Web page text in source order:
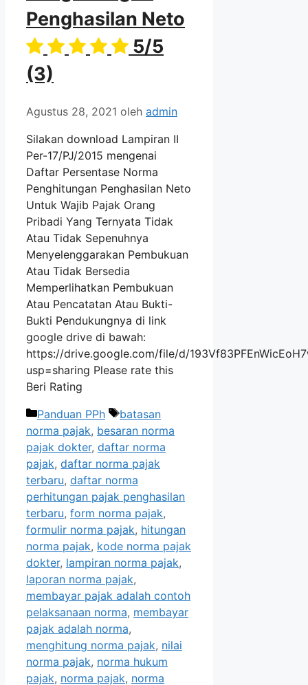
Penghasilan Neto
5/5
(3)
Agustus 28, 2021 oleh admin
Silakan download Lampiran II
Per-17/PJ/2015 mengenai
Daftar Persentase Norma
Penghitungan Penghasilan Neto
Untuk Wajib Pajak Orang
Pribadi Yang Ternyata Tidak
Atau Tidak Sepenuhnya
Menyelenggarakan Pembukuan
Atau Tidak Bersedia
Memperlihatkan Pembukuan
Atau Pencatatan Atau Bukti-
Bukti Pendukungnya di link
google drive di bawah:
https://drive.google.com/file/d/
usp=sharing Please rate this
Beri Rating
Kategori
Panduan PPh Tag
batasan
norma pajak, besaran norma
pajak dokter, daftar norma
pajak, daftar norma pajak
terbaru, daftar norma
perhitungan pajak penghasilan
terbaru, form norma pajak,
formulir norma pajak, hitungan
norma pajak, kode norma pajak
dokter, lampiran norma pajak,
laporan norma pajak,
membayar pajak adalah contoh
pelaksanaan norma, membayar
pajak adalah norma,
menghitung norma pajak, nilai
norma pajak, norma hukum
pajak, norma pajak, norma